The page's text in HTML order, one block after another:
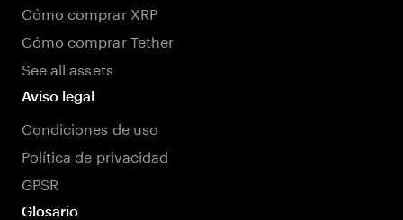
Cómo comprar XRP
Cómo comprar Tether
See all assets
Aviso legal
Condiciones de uso
Política de privacidad
GPSR
Glosario